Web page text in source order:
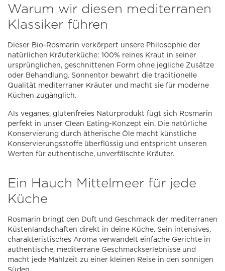
Warum wir diesen mediterranen
Klassiker führen
Dieser Bio-Rosmarin verkörpert unsere Philosophie der
natürlichen Kräuterküche: 100% reines Kraut in seiner
ursprünglichen, geschnittenen Form ohne jegliche Zusätze
oder Behandlung. Sonnentor bewahrt die traditionelle
Qualität mediterraner Kräuter und macht sie für moderne
Küchen zugänglich.
Als veganes, glutenfreies Naturprodukt fügt sich Rosmarin
perfekt in unser Clean Eating-Konzept ein. Die natürliche
Konservierung durch ätherische Öle macht künstliche
Konservierungsstoffe überflüssig und entspricht unseren
Werten für authentische, unverfälschte Kräuter.
Ein Hauch Mittelmeer für jede
Küche
Rosmarin bringt den Duft und Geschmack der mediterranen
Küstenlandschaften direkt in deine Küche. Sein intensives,
charakteristisches Aroma verwandelt einfache Gerichte in
authentische, mediterrane Geschmackserlebnisse und
macht jede Mahlzeit zu einer kleinen Reise in den sonnigen